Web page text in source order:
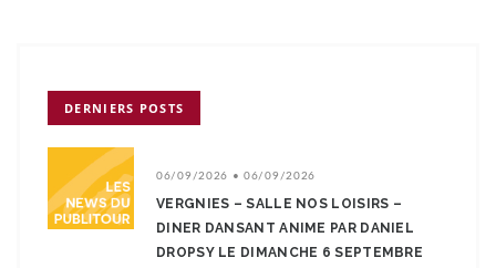
DERNIERS POSTS
06/09/2026 • 06/09/2026
VERGNIES – SALLE NOS LOISIRS –
DINER DANSANT ANIME PAR DANIEL
DROPSY LE DIMANCHE 6 SEPTEMBRE